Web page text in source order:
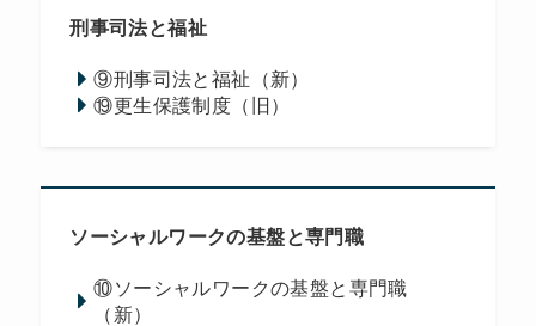
刑事司法と福祉
⑨刑事司法と福祉（新）
⑲更生保護制度（旧）
ソーシャルワークの基盤と専門職
⑩ソーシャルワークの基盤と専門職
（新）